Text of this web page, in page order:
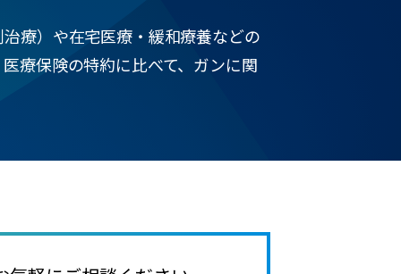
療）や在宅医療・緩和療養などの
療保険の特約に比べて、ガンに関